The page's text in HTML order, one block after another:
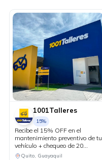
1001Talleres
15%
Recibe el 15% OFF en el
mantenimiento preventivo de tu
vehículo + chequeo de 20
puntos sin costo.
Quito, Guayaquil